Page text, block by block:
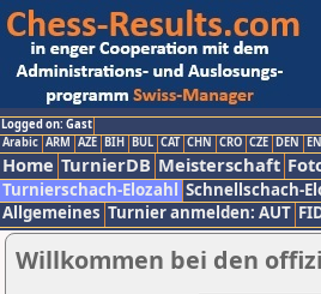
Logged on: Gast
Arabic ARM AZE BIH BUL CAT CHN CRO CZE DEN
Home TurnierDB Meisterschaft
Turnierschach-Elozahl Schnellschach-
Allgemeines Turnier anmelden: AUT
Willkommen bei den